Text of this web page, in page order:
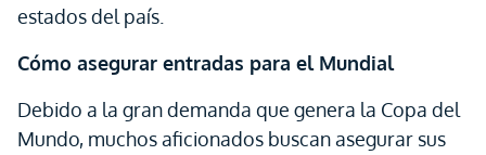
estados del país.
Cómo asegurar entradas para el Mundial
Debido a la gran demanda que genera la Copa del
Mundo, muchos aficionados buscan asegurar sus